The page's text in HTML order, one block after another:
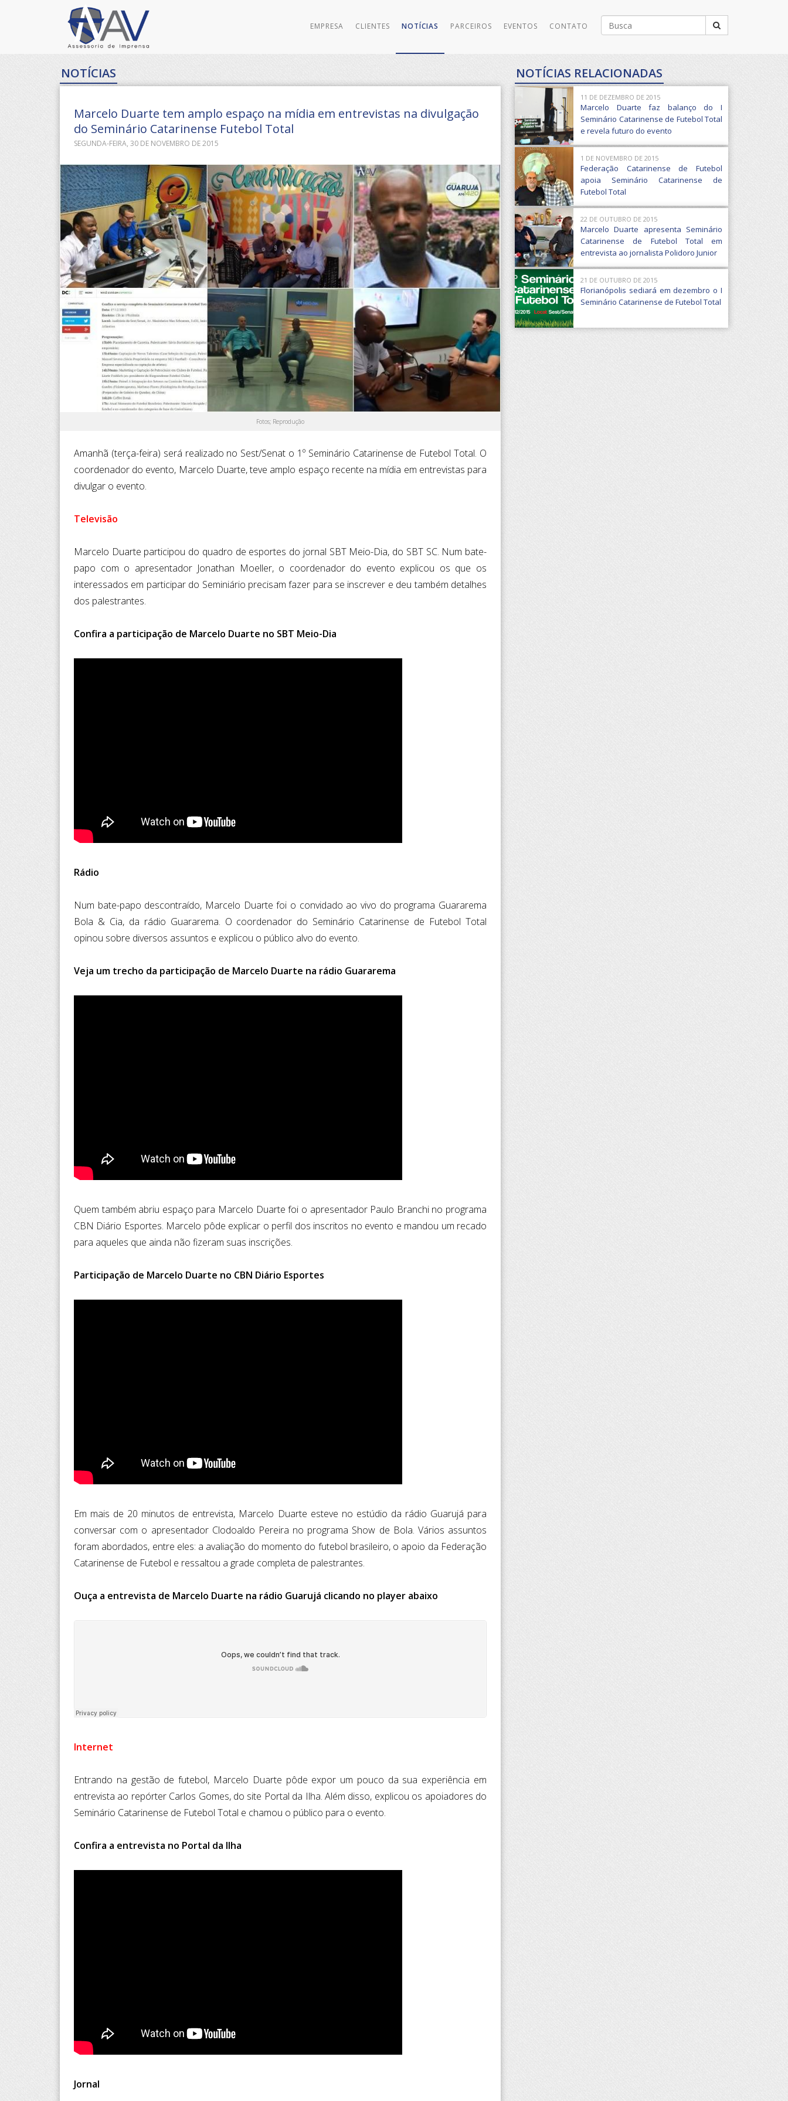
Buscar
por:
EMPRESA CLIENTES NOTÍCIAS PARCEIROS EVENTOS CONTATO
NOTÍCIAS
Marcelo Duarte tem amplo espaço na mídia em entrevistas na divulgação
do Seminário Catarinense Futebol Total
SEGUNDA-FEIRA, 30 DE NOVEMBRO DE 2015
Fotos; Reprodução
Amanhã (terça-feira) será realizado no Sest/Senat o 1º Seminário Catarinense de Futebol Total. O
coordenador do evento, Marcelo Duarte, teve amplo espaço recente na mídia em entrevistas para
divulgar o evento.
Televisão
Marcelo Duarte participou do quadro de esportes do jornal SBT Meio-Dia, do SBT SC. Num bate-
papo com o apresentador Jonathan Moeller, o coordenador do evento explicou os que os
interessados em participar do Seminiário precisam fazer para se inscrever e deu também detalhes
dos palestrantes.
Confira a participação de Marcelo Duarte no SBT Meio-Dia
Rádio
Num bate-papo descontraído, Marcelo Duarte foi o convidado ao vivo do programa Guararema
Bola & Cia, da rádio Guararema. O coordenador do Seminário Catarinense de Futebol Total
opinou sobre diversos assuntos e explicou o público alvo do evento.
Veja um trecho da participação de Marcelo Duarte na rádio Guararema
Quem também abriu espaço para Marcelo Duarte foi o apresentador Paulo Branchi no programa
CBN Diário Esportes. Marcelo pôde explicar o perfil dos inscritos no evento e mandou um recado
para aqueles que ainda não fizeram suas inscrições.
Participação de Marcelo Duarte no CBN Diário Esportes
Em mais de 20 minutos de entrevista, Marcelo Duarte esteve no estúdio da rádio Guarujá para
conversar com o apresentador Clodoaldo Pereira no programa Show de Bola. Vários assuntos
foram abordados, entre eles: a avaliação do momento do futebol brasileiro, o apoio da Federação
Catarinense de Futebol e ressaltou a grade completa de palestrantes.
Ouça a entrevista de Marcelo Duarte na rádio Guarujá clicando no player abaixo
Internet
Entrando na gestão de futebol, Marcelo Duarte pôde expor um pouco da sua experiência em
entrevista ao repórter Carlos Gomes, do site Portal da Ilha. Além disso, explicou os apoiadores do
Seminário Catarinense de Futebol Total e chamou o público para o evento.
Confira a entrevista no Portal da Ilha
Jornal
NOTÍCIAS RELACIONADAS
11 DE DEZEMBRO DE 2015
Marcelo Duarte faz balanço do I
Seminário Catarinense de Futebol Total
e revela futuro do evento
1 DE NOVEMBRO DE 2015
Federação Catarinense de Futebol
apoia Seminário Catarinense de
Futebol Total
22 DE OUTUBRO DE 2015
Marcelo Duarte apresenta Seminário
Catarinense de Futebol Total em
entrevista ao jornalista Polidoro Junior
21 DE OUTUBRO DE 2015
Florianópolis sediará em dezembro o I
Seminário Catarinense de Futebol Total